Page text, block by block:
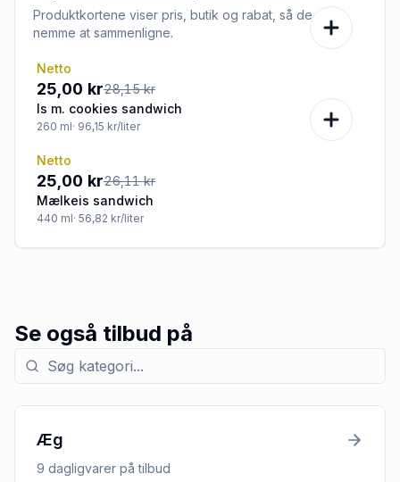
Produktkortene viser pris, butik og rabat, så de er
nemme at sammenligne.
-11%
Netto
25,00 kr28,15 kr
Is m. cookies sandwich
260 ml· 96,15 kr/liter
-4%
Netto
25,00 kr26,11 kr
Mælkeis sandwich
440 ml· 56,82 kr/liter
Se også tilbud på
Søg efter kategori med tilbud
Æg
9 dagligvarer på tilbud